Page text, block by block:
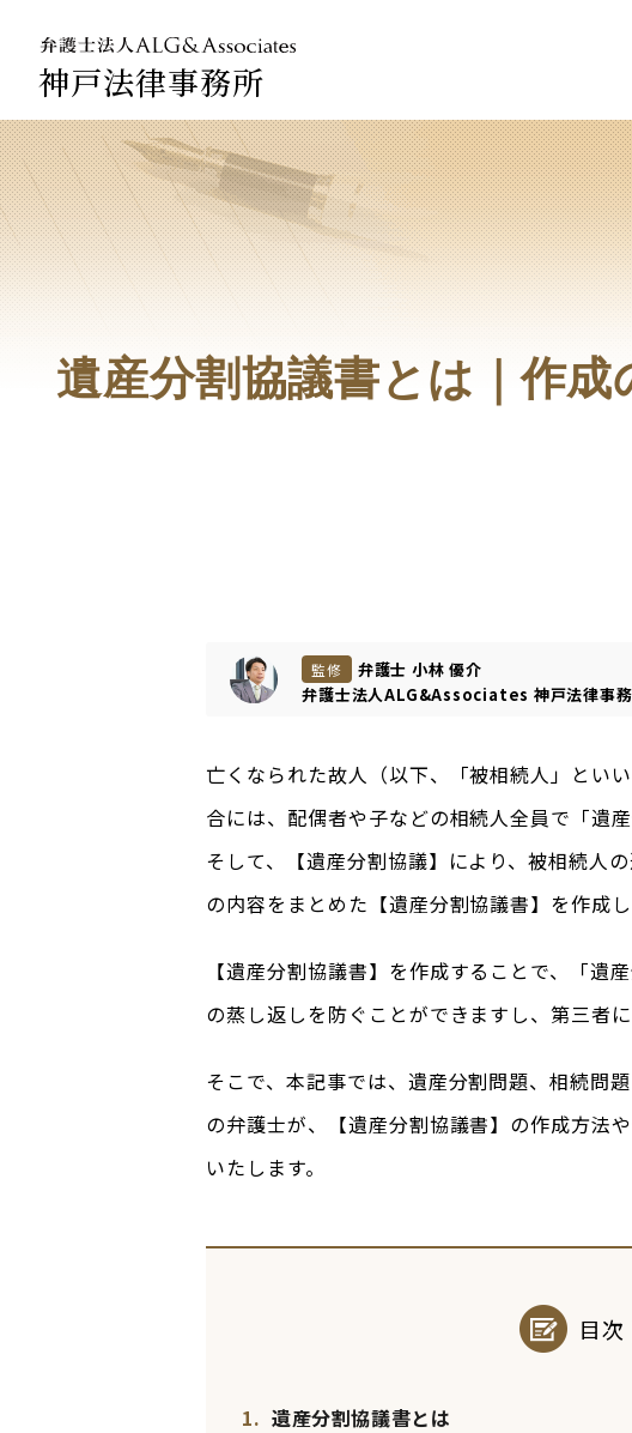
神戸法律事務所
法人のお客様ご相談
企業法務専用サイト
個人
交通
離婚
相続
遺産分割協議書とは｜作
監修
弁護士 小林 優介
弁護士法人ALG&Associates 神戸法律事
亡くなられた故人（以下、「被相続人」とい
合には、配偶者や子などの相続人全員で「遺
そして、【遺産分割協議】により、被相続人
の内容をまとめた【遺産分割協議書】を作成し
【遺産分割協議書】を作成することで、「遺
の蒸し返しを防ぐことができますし、第三者
そこで、本記事では、遺産分割問題、相続問
の弁護士が、【遺産分割協議書】の作成方法
いたします。
目次
1. 遺産分割協議書とは